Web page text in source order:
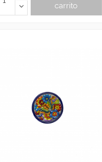
carrito